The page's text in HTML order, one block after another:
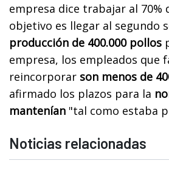
empresa dice trabajar al 70%
objetivo es llegar al segundo
producción de 400.000 pollos
empresa, los empleados que
reincorporar son menos de
afirmado los plazos para la
mantenían "tal como estaba
Noticias relacionadas